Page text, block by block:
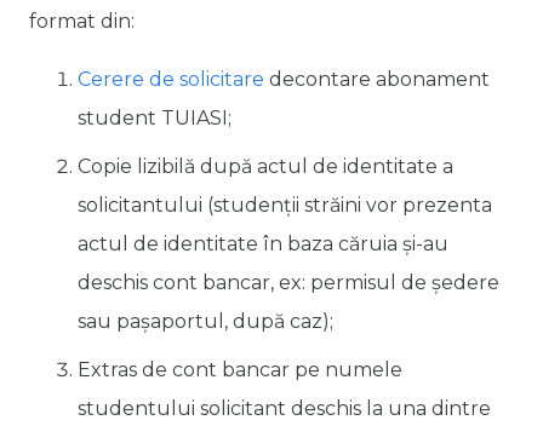
format din:
Cerere de solicitare decontare abonament
student TUIASI;
Copie lizibilă după actul de identitate a
solicitantului (studenții străini vor prezenta
actul de identitate în baza căruia și-au
deschis cont bancar, ex: permisul de ședere
sau pașaportul, după caz);
Extras de cont bancar pe numele
studentului solicitant deschis la una dintre